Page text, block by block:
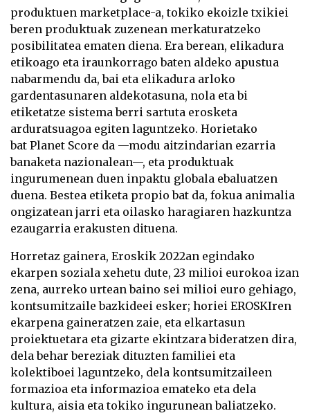
produktuen marketplace-a, tokiko ekoizle txikiei
beren produktuak zuzenean merkaturatzeko
posibilitatea ematen diena. Era berean, elikadura
etikoago eta iraunkorrago baten aldeko apustua
nabarmendu da, bai eta elikadura arloko
gardentasunaren aldekotasuna, nola eta bi
etiketatze sistema berri sartuta erosketa
arduratsuagoa egiten laguntzeko. Horietako
bat Planet Score da —modu aitzindarian ezarria
banaketa nazionalean—, eta produktuak
ingurumenean duen inpaktu globala ebaluatzen
duena. Bestea etiketa propio bat da, fokua animalia
ongizatean jarri eta oilasko haragiaren hazkuntza
ezaugarria erakusten dituena.
Horretaz gainera, Eroskik 2022an egindako
ekarpen soziala xehetu dute, 23 milioi eurokoa izan
zena, aurreko urtean baino sei milioi euro gehiago,
kontsumitzaile bazkideei esker; horiei EROSKIren
ekarpena gaineratzen zaie, eta elkartasun
proiektuetara eta gizarte ekintzara bideratzen dira,
dela behar bereziak dituzten familiei eta
kolektiboei laguntzeko, dela kontsumitzaileen
formazioa eta informazioa emateko eta dela
kultura, aisia eta tokiko ingurunean baliatzeko.